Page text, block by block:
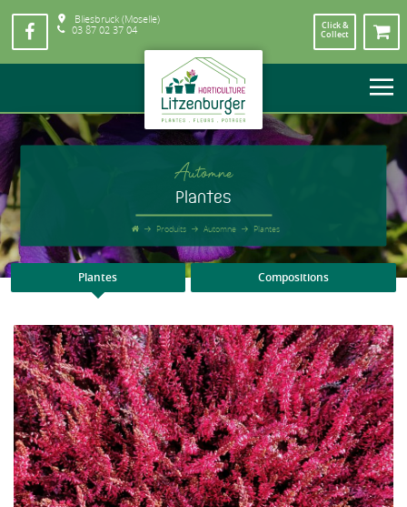
Bliesbruck (Moselle)
03 87 02 37 04
Click &
Collect
Automne
Plantes
Produits Automne Plantes
Plantes Compositions